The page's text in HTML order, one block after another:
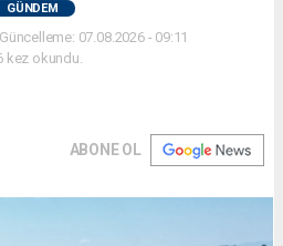
GÜNDEM
07.08.2026 - 09:11
kez okundu.
ABONE OL